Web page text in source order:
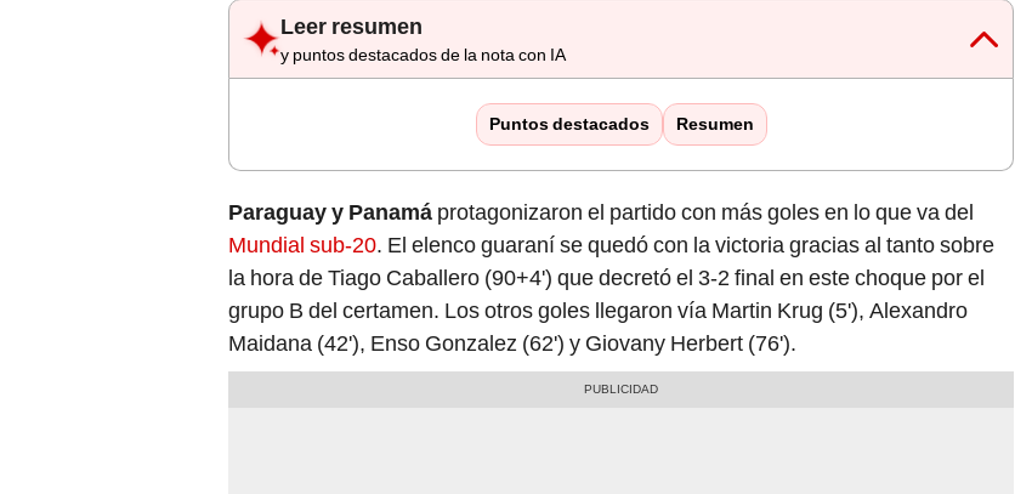
Leer resumen
y puntos destacados de la nota con IA
Puntos destacados Resumen
Paraguay y Panamá protagonizaron el partido con más goles en lo que va del
Mundial sub-20. El elenco guaraní se quedó con la victoria gracias al tanto sobre
la hora de Tiago Caballero (90+4') que decretó el 3-2 final en este choque por el
grupo B del certamen. Los otros goles llegaron vía Martin Krug (5'), Alexandro
Maidana (42'), Enso Gonzalez (62') y Giovany Herbert (76').